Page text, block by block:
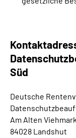
Süd
Deutsche
Am Alten
84028 Landshut